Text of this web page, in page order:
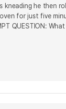
kneading he
for just five
QUESTION: